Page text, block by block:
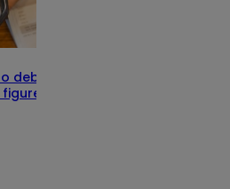
debe pasar
en su